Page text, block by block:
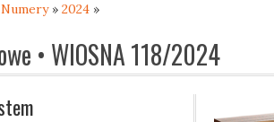
Numery» 2024 »
• WIOSNA 118/2024